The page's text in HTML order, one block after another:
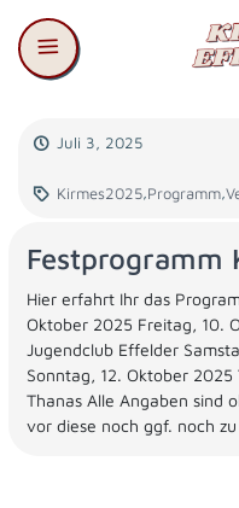
Juli 3, 2025
Kirmes2025 Programm
Festprogramm
Hier erfahrt Ihr das
Oktober 2025 Freitag, 10.
Jugendclub Effelder
Sonntag, 12. Oktober
Thanas Alle Angaben sind
vor diese noch ggf. noch